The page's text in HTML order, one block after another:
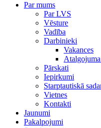
Par mums
Par LVS
Vēsture
Vadība
Darbinieki
Vakances
Pārskati
Iepirkumi
Starptautiskā
Vietnes
Kontakti
Jaunumi
Pakalpojumi